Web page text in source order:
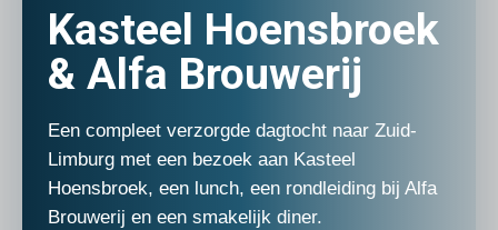
Kasteel Hoensbroek
& Alfa Brouwerij
Een compleet verzorgde dagtocht naar Zuid-
Limburg met een bezoek aan Kasteel
Hoensbroek, een lunch, een rondleiding bij Alfa
Brouwerij en een smakelijk diner.